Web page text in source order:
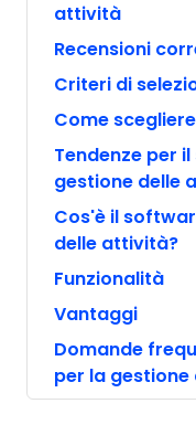
attività
Recensioni
Criteri di
Come scegliere
Tendenze per
gestione delle
Cos'è il
delle attività?
Funzionalità
Vantaggi
Domande
per la